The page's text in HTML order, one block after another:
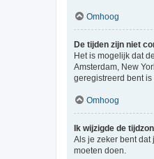
Omhoog
De tijden zijn niet
Het is mogelijk dat
Amsterdam, New
geregistreerd bent is
Omhoog
Ik wijzigde de
Als je zeker bent
moeten doen.